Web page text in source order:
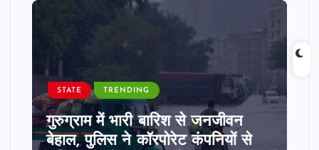
STATE TRENDING
गुरुग्राम में भारी बारिश से जनजीवन
बेहाल, पुलिस ने कॉरपोरेट कंपनियों से